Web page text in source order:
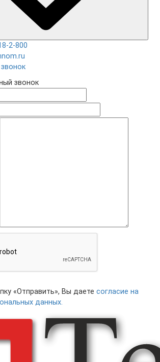
2-800
звонок
«Отправить», Вы даете согласие на
данных.